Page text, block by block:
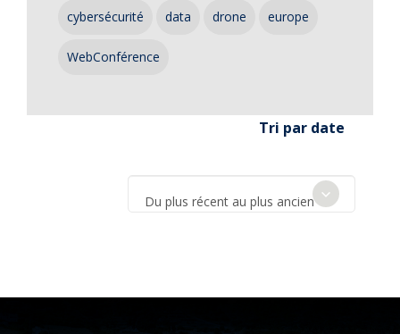
cybersécurité data drone europe
WebConférence
Tri par date
Du plus récent au plus ancien